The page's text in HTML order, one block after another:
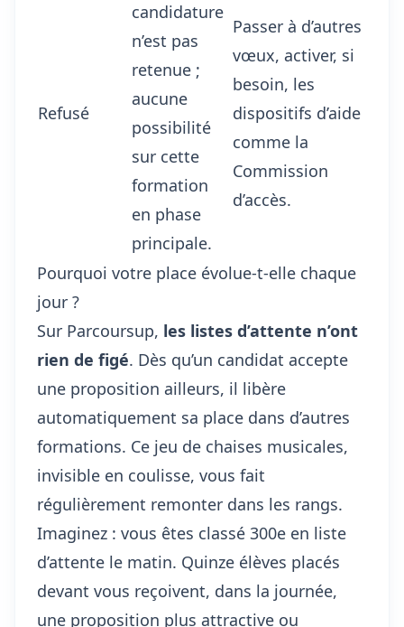
Refusé
candidature
n’est pas
retenue ;
aucune
possibilité
sur cette
formation
en phase
principale.
Passer à d’autres
vœux, activer, si
besoin, les
dispositifs d’aide
comme la
Commission
d’accès.
Pourquoi votre place évolue-t-elle chaque
jour ?
Sur Parcoursup, les listes d’attente n’ont
rien de figé. Dès qu’un candidat accepte
une proposition ailleurs, il libère
automatiquement sa place dans d’autres
formations. Ce jeu de chaises musicales,
invisible en coulisse, vous fait
régulièrement remonter dans les rangs.
Imaginez : vous êtes classé 300e en liste
d’attente le matin. Quinze élèves placés
devant vous reçoivent, dans la journée,
une proposition plus attractive ou